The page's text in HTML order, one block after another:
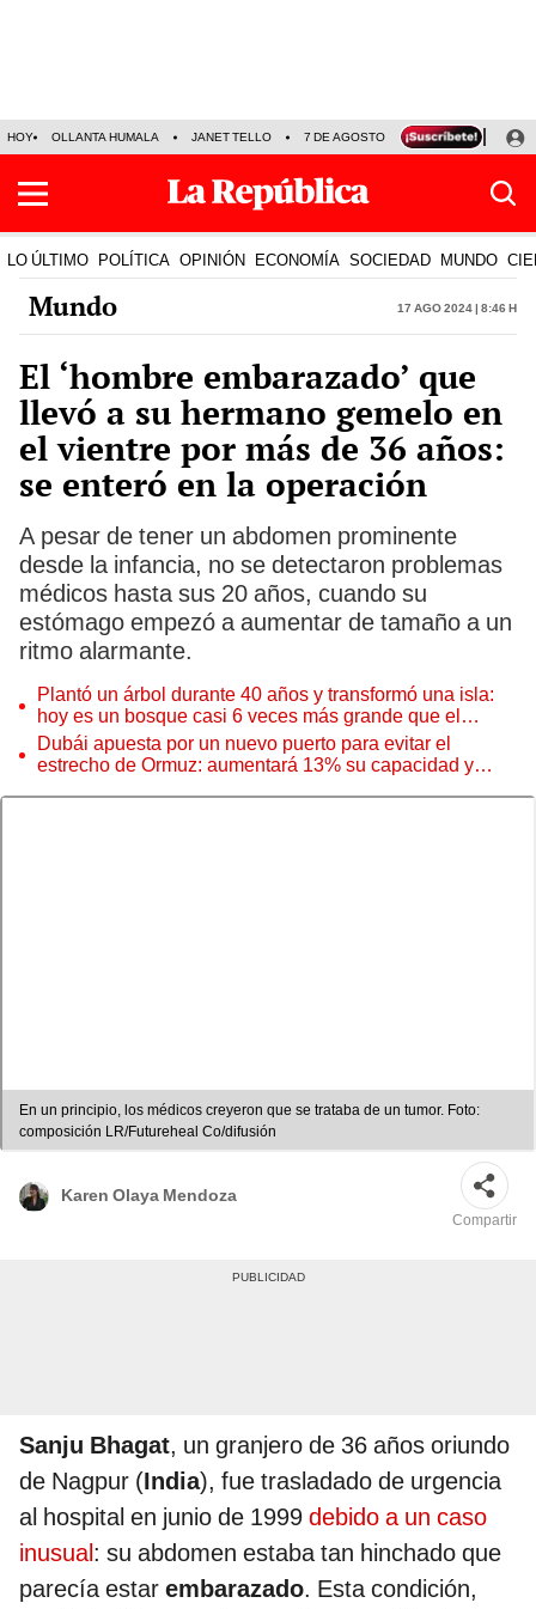
HOY OLLANTA HUMALA JANET TELLO 7 DE AGOSTO TINKA RESULTADOS
LO ÚLTIMO POLÍTICA OPINIÓN ECONOMÍA SOCIEDAD MUNDO
Mundo 17 Ago 2024 | 8:46 h
El ‘hombre embarazado’ que
llevó a su hermano gemelo en
el vientre por más de 36 años:
se enteró en la operación
A pesar de tener un abdomen prominente
desde la infancia, no se detectaron problemas
médicos hasta sus 20 años, cuando su
estómago empezó a aumentar de tamaño a un
ritmo alarmante.
Plantó un árbol durante 40 años y transformó una isla:
hoy es un bosque casi 6 veces más grande que el
Parque de las Leyendas
Dubái apuesta por un nuevo puerto para evitar el
estrecho de Ormuz: aumentará 13% su capacidad y
En un principio, los médicos creyeron que se trataba de un tumor. Foto:
composición LR/Futureheal Co/difusión
Karen Olaya Mendoza
Compartir
Sanju Bhagat, un granjero de 36 años oriundo
de Nagpur (India), fue trasladado de urgencia
al hospital en junio de 1999 debido a un caso
inusual: su abdomen estaba tan hinchado que
parecía estar embarazado. Esta condición,